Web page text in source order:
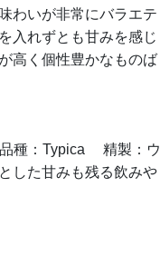
わいが非常にバラエテ
入れずとも甘みを感じ
高く個性豊かなものば
種：Typica 精製：ウ
した甘みも残る飲みや